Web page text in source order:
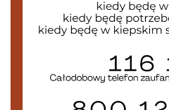
Gala Laureatów –